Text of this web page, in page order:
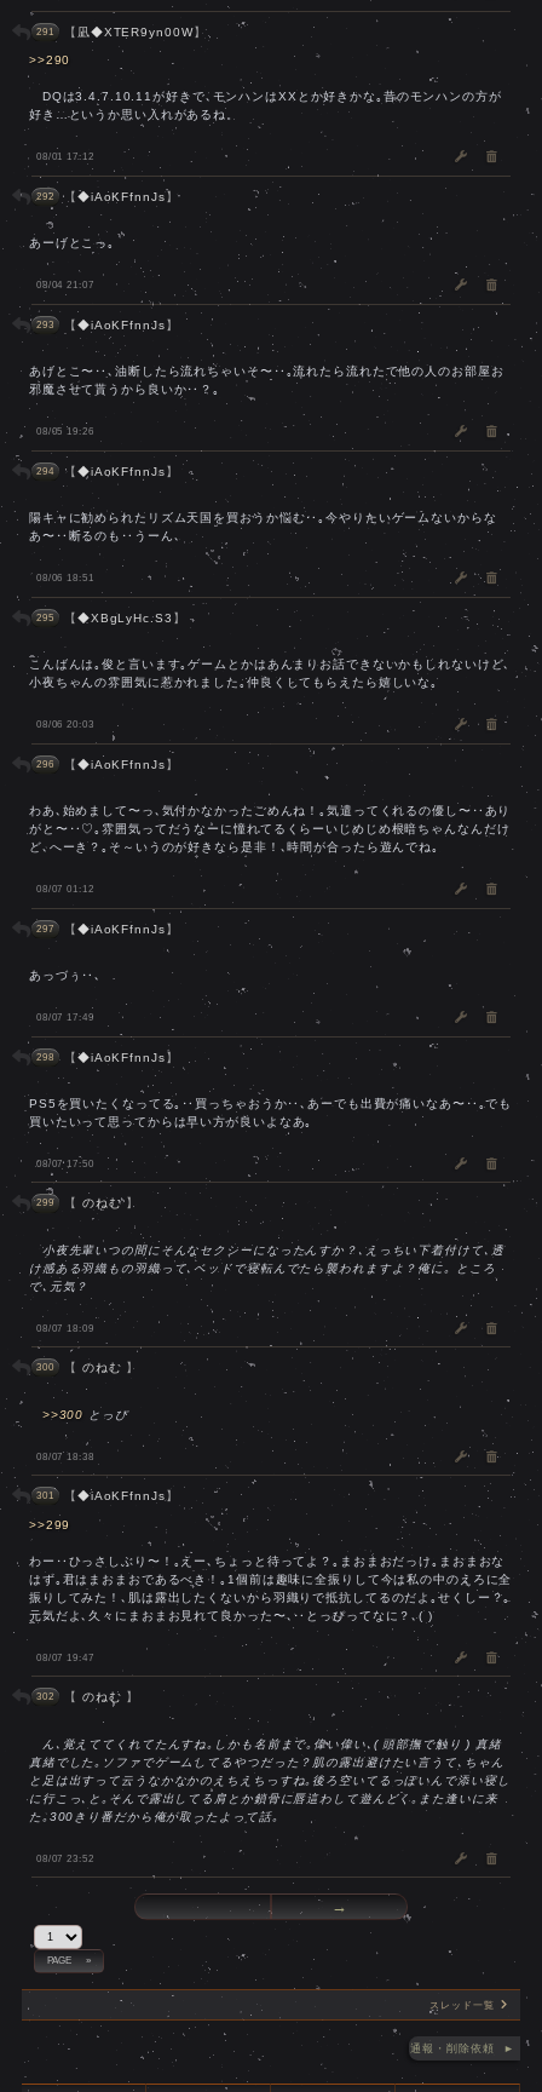
291 【 凪◆XTER9yn00W】
>>290
DQは3.4.7.10.11が好きで､モンハンはXXとか好きかな｡昔のモンハンの方が
好き…というか思い入れがあるね。
08/01 17:12
292 【◆iAoKFfnnJs】
あーげとこっ｡
08/04 21:07
293 【◆iAoKFfnnJs】
あげとこ〜‥､油断したら流れちゃいそ〜‥｡流れたら流れたで他の人のお部屋お
邪魔させて貰うから良いか‥？｡
08/05 19:26
294 【◆iAoKFfnnJs】
陽キャに勧められたリズム天国を買おうか悩む‥｡今やりたいゲームないからな
あ〜‥断るのも‥うーん､
08/06 18:51
295 【◆XBgLyHc.S3 】
こんばんは｡俊と言います｡ゲームとかはあんまりお話できないかもしれないけど､
小夜ちゃんの雰囲気に惹かれました｡仲良くしてもらえたら嬉しいな｡
08/06 20:03
296 【◆iAoKFfnnJs】
わあ､始めまして〜っ､気付かなかったごめんね！｡気遣ってくれるの優し〜‥あり
がと〜‥♡｡雰囲気ってだうなーに憧れてるくらーいじめじめ根暗ちゃんなんだけ
ど､へーき？｡そ～いうのが好きなら是非！､時間が合ったら遊んでね｡
08/07 01:12
297 【◆iAoKFfnnJs】
あっづぅ‥､
08/07 17:49
298 【◆iAoKFfnnJs】
PS5を買いたくなってる｡‥買っちゃおうか‥､あーでも出費が痛いなあ〜‥｡でも
買いたいって思ってからは早い方が良いよなあ｡
08/07 17:50
299 【 のねむ 】
小夜先輩いつの間にそんなセクシーになったんすか？､えっちい下着付けて､透
け感ある羽織もの羽織って､ベッドで寝転んでたら襲われますよ？俺に｡ ところ
で､元気？
08/07 18:09
300 【 のねむ 】
>>300 とっぴ
08/07 18:38
301 【◆iAoKFfnnJs】
>>299
わー‥ひっさしぶり〜！｡えー､ちょっと待ってよ？｡まおまおだっけ｡まおまおな
はず｡君はまおまおであるべき！｡1個前は趣味に全振りして今は私の中のえろに全
振りしてみた！､肌は露出したくないから羽織りで抵抗してるのだよ｡せくしー？｡
元気だよ､久々にまおまお見れて良かった〜､‥とっぴってなに？､( )
08/07 19:47
302 【 のねむ 】
ん､覚えててくれてたんすね｡しかも名前まで｡偉い偉い､( 頭部撫で触り ) 真緒
真緒でした｡ソファでゲームしてるやつだった？肌の露出避けたい言うて､ちゃん
と足は出すって云うなかなかのえちえちっすね｡後ろ空いてるっぽいんで添い寝し
に行こっ､と｡そんで露出してる肩とか鎖骨に唇這わして遊んどく｡また逢いに来
た｡300きり番だから俺が取ったよって話｡
08/07 23:52
← →
スレッド一覧
通報・削除依頼 ►